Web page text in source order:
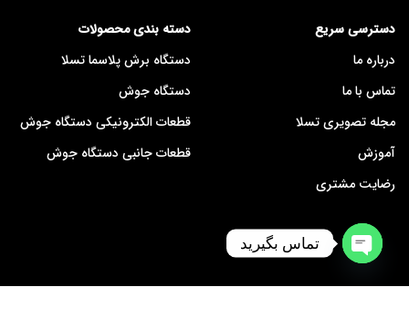
دسترسی سریع
درباره ما
تماس با ما
مجله تصویری تسلا
آموزش
رضایت مشتری
دسته بندی محصولات
دستگاه برش پلاسما تسلا
دستگاه جوش
قطعات الکترونیکی دستگاه جوش
قطعات جانبی دستگاه جوش
تماس بگیرید